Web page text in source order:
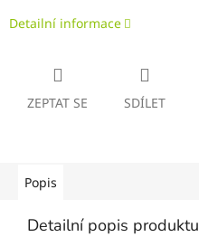
Detailní informace
ZEPTAT SE SDÍLET
Popis
Detailní popis produktu